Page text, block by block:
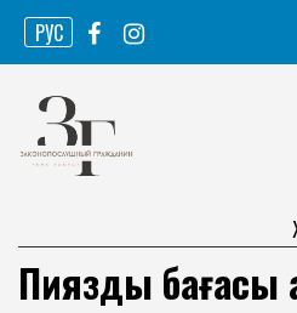
Skip
content
РУС
Пияздың